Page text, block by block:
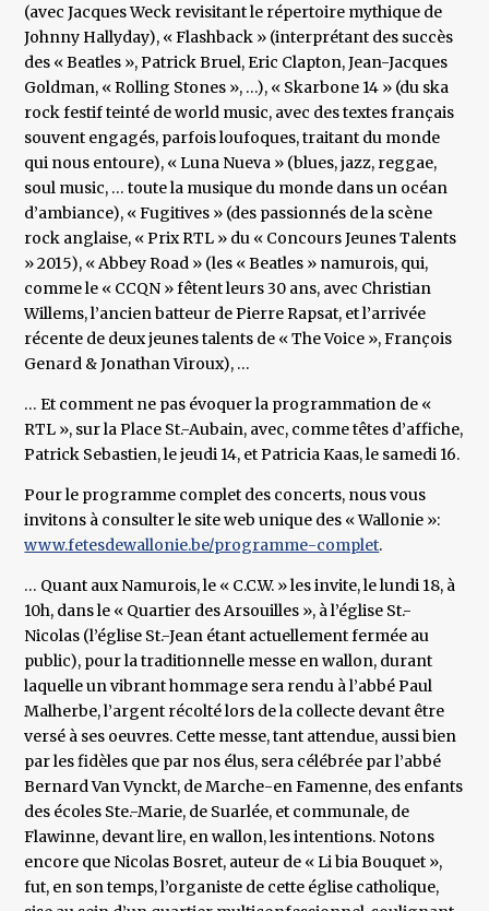
(avec Jacques Weck revisitant le répertoire mythique de
Johnny Hallyday), « Flashback » (interprétant des succès
des « Beatles », Patrick Bruel, Eric Clapton, Jean-Jacques
Goldman, « Rolling Stones », …), « Skarbone 14 » (du ska
rock festif teinté de world music, avec des textes français
souvent engagés, parfois loufoques, traitant du monde
qui nous entoure), « Luna Nueva » (blues, jazz, reggae,
soul music, … toute la musique du monde dans un océan
d’ambiance), « Fugitives » (des passionnés de la scène
rock anglaise, « Prix RTL » du « Concours Jeunes Talents
» 2015), « Abbey Road » (les « Beatles » namurois, qui,
comme le « CCQN » fêtent leurs 30 ans, avec Christian
Willems, l’ancien batteur de Pierre Rapsat, et l’arrivée
récente de deux jeunes talents de « The Voice », François
Genard & Jonathan Viroux), …
… Et comment ne pas évoquer la programmation de «
RTL », sur la Place St.-Aubain, avec, comme têtes d’affiche,
Patrick Sebastien, le jeudi 14, et Patricia Kaas, le samedi 16.
Pour le programme complet des concerts, nous vous
invitons à consulter le site web unique des « Wallonie »:
www.fetesdewallonie.be/programme-complet.
… Quant aux Namurois, le « C.C.W. » les invite, le lundi 18, à
10h, dans le « Quartier des Arsouilles », à l’église St.-
Nicolas (l’église St.-Jean étant actuellement fermée au
public), pour la traditionnelle messe en wallon, durant
laquelle un vibrant hommage sera rendu à l’abbé Paul
Malherbe, l’argent récolté lors de la collecte devant être
versé à ses oeuvres. Cette messe, tant attendue, aussi bien
par les fidèles que par nos élus, sera célébrée par l’abbé
Bernard Van Vynckt, de Marche-en Famenne, des enfants
des écoles Ste.-Marie, de Suarlée, et communale, de
Flawinne, devant lire, en wallon, les intentions. Notons
encore que Nicolas Bosret, auteur de « Li bia Bouquet »,
fut, en son temps, l’organiste de cette église catholique,